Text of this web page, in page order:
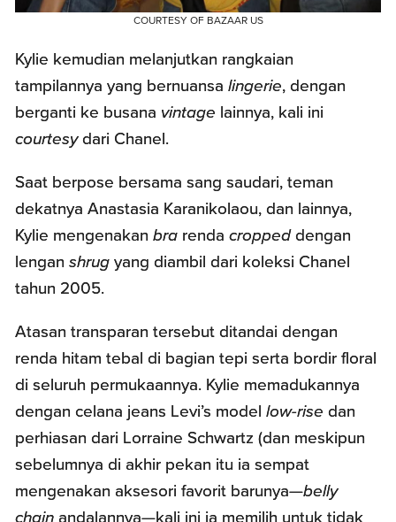
COURTESY OF BAZAAR US
Kylie kemudian melanjutkan rangkaian
tampilannya yang bernuansalingerie, dengan
berganti ke busana vintage lainnya, kali ini
courtesydari Chanel.
Saat berpose bersama sang saudari, teman
dekatnya Anastasia Karanikolaou, dan lainnya,
Kylie mengenakanbra rendacroppeddengan
lenganshrug yang diambil dari koleksi Chanel
tahun 2005.
Atasan transparan tersebut ditandai dengan
renda hitam tebal di bagian tepi serta bordir floral
di seluruh permukaannya. Kylie memadukannya
dengan celana jeans Levi’s modellow-rise dan
perhiasan dari Lorraine Schwartz (dan meskipun
sebelumnya di akhir pekan itu ia sempat
mengenakan aksesori favorit barunya—belly
chain andalannya—kali ini ia memilih untuk tidak